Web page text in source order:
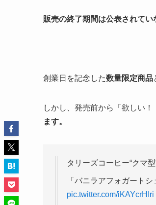
販売の終了期間は公表されてい
創業日を記念した数量限定商品
しかし、発売前から「欲しい
ます。
タリーズコーヒー“クマ
「バニラアフォガート
pic.twitter.com/iKAYcrHIri